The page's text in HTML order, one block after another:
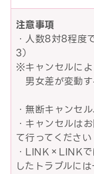
注意事項
・人数8対8程度
3）
※キャンセルによ
男女差が変動す
・無断キャンセ
・キャンセルは
て行ってください
・LINK×LINKで
したトラブルに